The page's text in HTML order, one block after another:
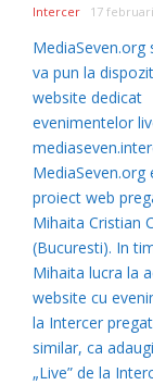
Intercer 17
MediaSeven.org
va pun la
website dedicat
evenimentelor
MediaSeven.org
proiect web
Mihaita Cristian
(Bucuresti). In
Mihaita lucra la
website cu
la Intercer
similar, ca
„Live” de la